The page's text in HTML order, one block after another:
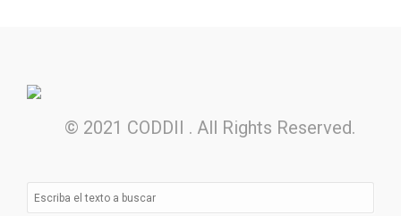
© 2021 CODDII . All Rights Reserved.